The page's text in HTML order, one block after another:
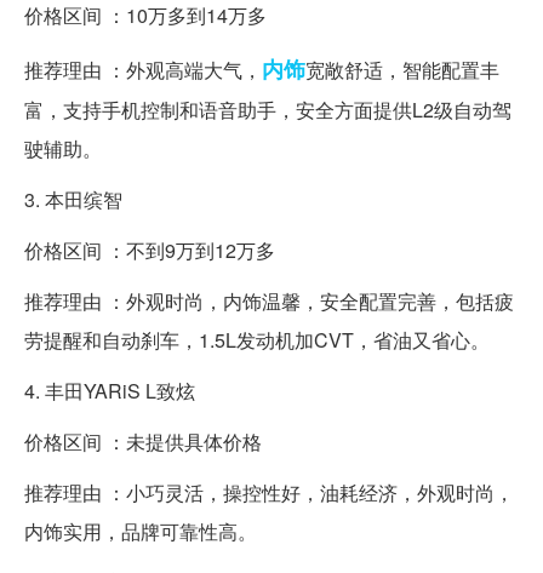
价格区间 ：10万多到14万多
推荐理由 ：外观高端大气， 内饰宽敞舒适，智能配置丰
富，支持手机控制和语音助手，安全方面提供L2级自动驾
驶辅助。
3. 本田缤智
价格区间 ：不到9万到12万多
推荐理由 ：外观时尚，内饰温馨，安全配置完善，包括疲
劳提醒和自动刹车，1.5L发动机加CVT，省油又省心。
4. 丰田YARiS L致炫
价格区间 ：未提供具体价格
推荐理由 ：小巧灵活，操控性好，油耗经济，外观时尚，
内饰实用，品牌可靠性高。